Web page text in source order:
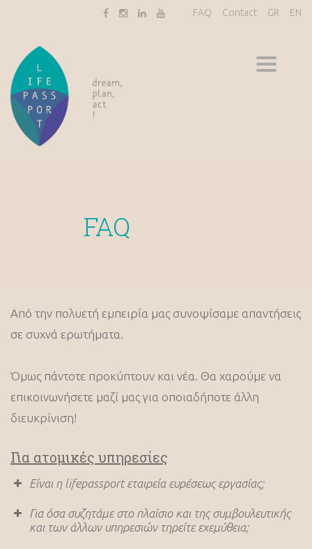
EN
GR
Contact
FAQ
Toggle
FAQ
Από την πολυετή εμπειρία μας συνοψίσαμε απαντήσεις
σε συχνά ερωτήματα.
Όμως πάντοτε προκύπτουν και νέα. Θα χαρούμε να
επικοινωνήσετε μαζί μας για οποιαδήποτε άλλη
διευκρίνιση!
Για ατομικές υπηρεσίες
Είναι η lifepassport εταιρεία ευρέσεως εργασίας;
Για όσα συζητάμε στο πλαίσιο και της συμβουλευτικής
και των άλλων υπηρεσιών τηρείτε εχεμύθεια;